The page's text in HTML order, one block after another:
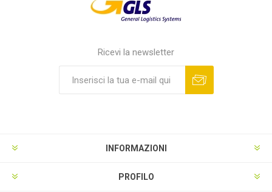
Ricevi la newsletter
INFORMAZIONI
PROFILO